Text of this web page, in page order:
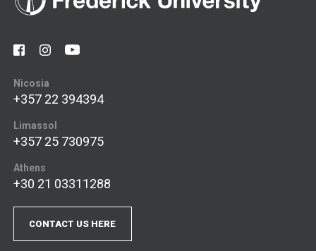
Nicosia
+357 22 394394
Limassol
+357 25 730975
Athens
+30 21 03311288
CONTACT US HERE